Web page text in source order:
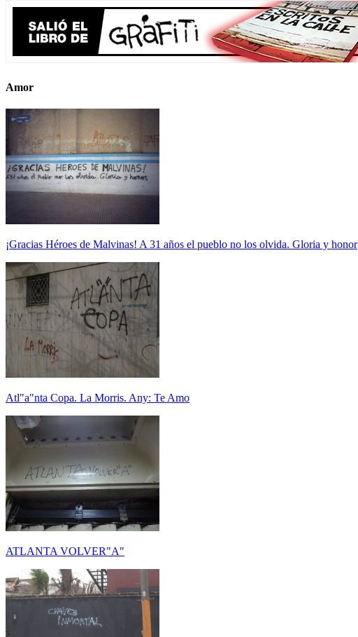
Amor
¡Gracias Héroes de Malvinas! A 31 años el pueblo no los olvida. Gloria y honor
Atl"a"nta Copa. La Morris. Any: Te Amo
ATLANTA VOLVER"A"